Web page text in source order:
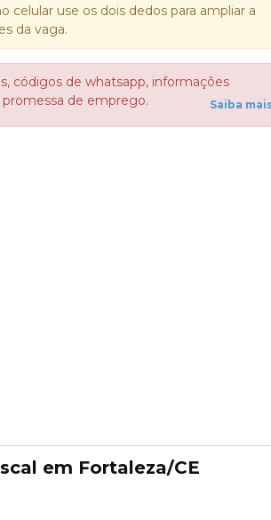
celular use os dois dedos para ampliar a
da vaga.
códigos de whatsapp, informações
de emprego.
Saiba
em Fortaleza/CE